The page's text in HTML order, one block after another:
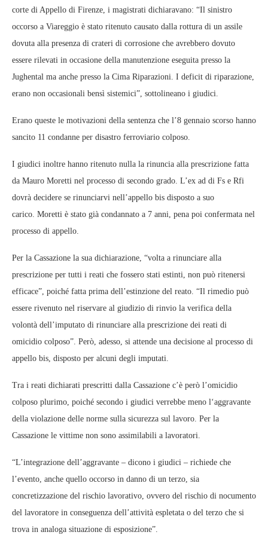
corte di Appello di Firenze, i magistrati dichiaravano: “Il sinistro
occorso a Viareggio è stato ritenuto causato dalla rottura di un assile
dovuta alla presenza di crateri di corrosione che avrebbero dovuto
essere rilevati in occasione della manutenzione eseguita presso la
Jughental ma anche presso la Cima Riparazioni. I deficit di riparazione,
erano non occasionali bensì sistemici”, sottolineano i giudici.
Erano queste le motivazioni della sentenza che l’8 gennaio scorso hanno
sancito 11 condanne per disastro ferroviario colposo.
I giudici inoltre hanno ritenuto nulla la rinuncia alla prescrizione fatta
da Mauro Moretti nel processo di secondo grado. L’ex ad di Fs e Rfi
dovrà decidere se rinunciarvi nell’appello bis disposto a suo
carico. Moretti è stato già condannato a 7 anni, pena poi confermata nel
processo di appello.
Per la Cassazione la sua dichiarazione, “volta a rinunciare alla
prescrizione per tutti i reati che fossero stati estinti, non può ritenersi
efficace”, poiché fatta prima dell’estinzione del reato. “Il rimedio può
essere rivenuto nel riservare al giudizio di rinvio la verifica della
volontà dell’imputato di rinunciare alla prescrizione dei reati di
omicidio colposo”. Però, adesso, si attende una decisione al processo di
appello bis, disposto per alcuni degli imputati.
Tra i reati dichiarati prescritti dalla Cassazione c’è però l’omicidio
colposo plurimo, poiché secondo i giudici verrebbe meno l‘aggravante
della violazione delle norme sulla sicurezza sul lavoro. Per la
Cassazione le vittime non sono assimilabili a lavoratori.
“L’integrazione dell’aggravante – dicono i giudici – richiede che
l’evento, anche quello occorso in danno di un terzo, sia
concretizzazione del rischio lavorativo, ovvero del rischio di nocumento
del lavoratore in conseguenza dell’attività espletata o del terzo che si
trova in analoga situazione di esposizione”.